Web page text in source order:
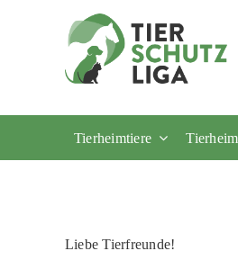
Tierheimtiere
Liebe Tierfreunde!